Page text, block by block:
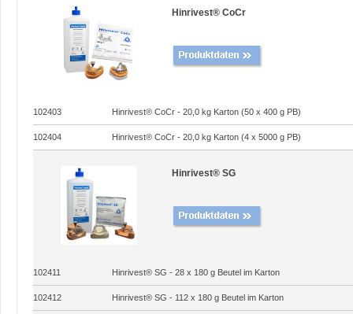
Hinrivest® CoCr
102403 Hinrivest® CoCr - 20,0 kg Karton (50 x 400 g PB)
102404 Hinrivest® CoCr - 20,0 kg Karton (4 x 5000 g PB)
Hinrivest® SG
102411 Hinrivest® SG - 28 x 180 g Beutel im Karton
102412 Hinrivest® SG - 112 x 180 g Beutel im Karton